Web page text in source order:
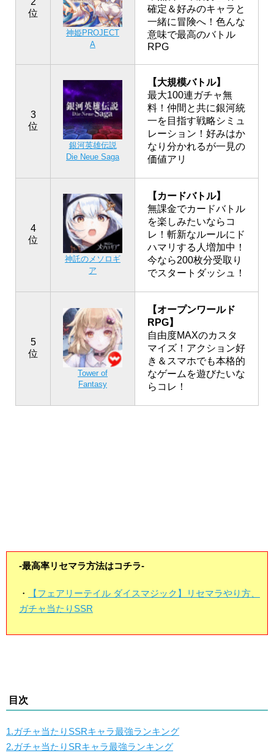
位
神姫PROJECT
A
確定＆好みのキャラと
一緒に冒険へ！色んな
意味で最高のバトル
RPG
3
位
銀河英雄伝説
Die Neue Saga
【大規模バトル】
最大100連ガチャ無
料！仲間と共に銀河統
一を目指す戦略シミュ
レーション！好みはか
なり分かれるが一見の
価値アリ
4
位
神託のメソロギ
ア
【カードバトル】
無課金でカードバトル
を楽しみたいならコ
レ！斬新なルールにド
ハマリする人増加中！
今なら200枚分受取り
でスタートダッシュ！
5
位
Tower of
Fantasy
【オープンワールド
RPG】
自由度MAXのカスタ
マイズ！アクション好
き＆スマホでも本格的
なゲームを遊びたいな
らコレ！
-最高率リセマラ方法はコチラ-
・
【フェアリーテイル ダイスマジック】リセマラやり方、
ガチャ当たりSSR
目次
1.ガチャ当たりSSRキャラ最強ランキング
2.ガチャ当たりSRキャラ最強ランキング